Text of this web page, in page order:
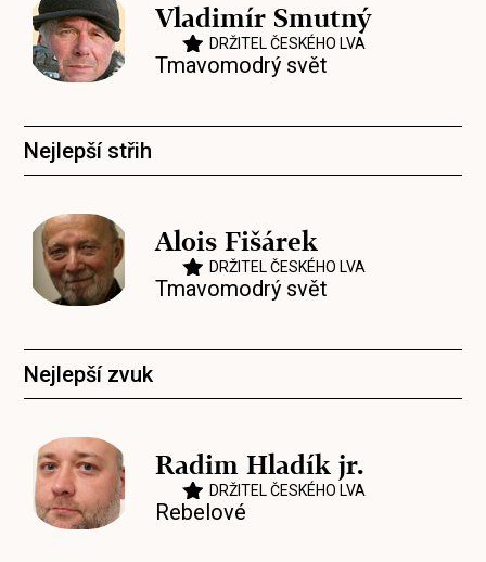
Vladimír Smutný
DRŽITEL ČESKÉHO LVA
Tmavomodrý svět
Nejlepší střih
Alois Fišárek
DRŽITEL ČESKÉHO LVA
Tmavomodrý svět
Nejlepší zvuk
Radim Hladík jr.
DRŽITEL ČESKÉHO LVA
Rebelové